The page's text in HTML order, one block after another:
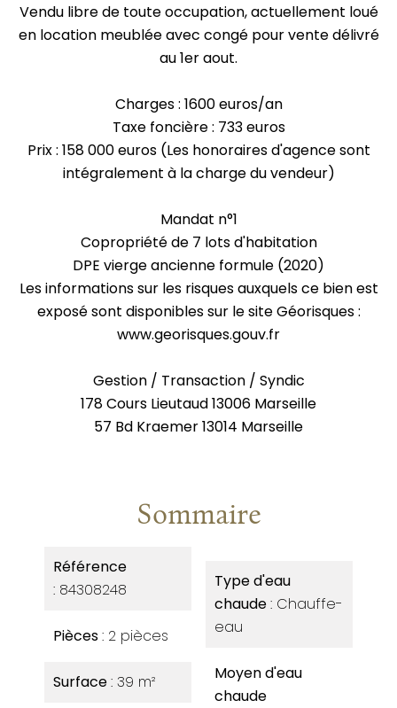
Vendu libre de toute occupation, actuellement loué
en location meublée avec congé pour vente délivré
au 1er aout.
Charges : 1600 euros/an
Taxe foncière : 733 euros
Prix : 158 000 euros (Les honoraires d'agence sont
intégralement à la charge du vendeur)
Mandat n°1
Copropriété de 7 lots d'habitation
DPE vierge ancienne formule (2020)
Les informations sur les risques auxquels ce bien est
exposé sont disponibles sur le site Géorisques :
www.georisques.gouv.fr
Gestion / Transaction / Syndic
178 Cours Lieutaud 13006 Marseille
57 Bd Kraemer 13014 Marseille
Sommaire
Référence
84308248
Pièces 2 pièces
Surface 39 m²
Type d'eau
chaude Chauffe-
eau
Moyen d'eau
chaude